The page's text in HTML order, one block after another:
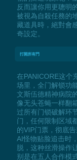
反而讓你用更聰明
被視為自殺任務的
藏道具時，絕對會
奇設定。
打開所有門
在PANICORE这个
场里，全门解锁功
文斯伍德精神病院
像无头苍蝇一样翻
过所有门锁破解环
门，任何限制区域
的VIP门票，彻底
AI怪物贴脸追击时
脱，这种丝滑操作
别是在五人合作模